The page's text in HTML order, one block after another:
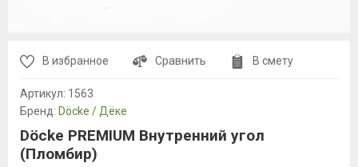
В избранное Сравнить В смету
Артикул: 1563
Бренд: Döcke / Дёке
Döcke PREMIUM Внутренний угол
(Пломбир)